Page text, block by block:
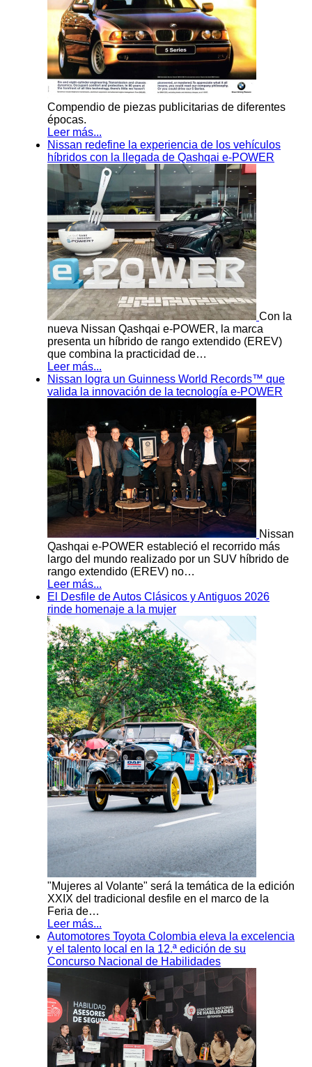
Compendio de piezas publicitarias de diferentes
épocas.
Leer más...
Nissan redefine la experiencia de los vehículos
híbridos con la llegada de Qashqai e-POWER
Con la
nueva Nissan Qashqai e-POWER, la marca
presenta un híbrido de rango extendido (EREV)
que combina la practicidad de…
Leer más...
Nissan logra un Guinness World Records™ que
valida la innovación de la tecnología e-POWER
Nissan
Qashqai e-POWER estableció el recorrido más
largo del mundo realizado por un SUV híbrido de
rango extendido (EREV) no…
Leer más...
El Desfile de Autos Clásicos y Antiguos 2026
rinde homenaje a la mujer
"Mujeres al Volante" será la temática de la edición
XXIX del tradicional desfile en el marco de la
Feria de…
Leer más...
Automotores Toyota Colombia eleva la excelencia
y el talento local en la 12.ª edición de su
Concurso Nacional de Habilidades